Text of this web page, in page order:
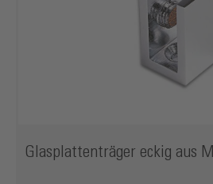
Glasplattenträger eckig aus